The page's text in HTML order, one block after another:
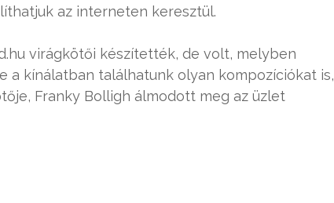
az interneten keresztül.
virágkötői készítették, de volt, melyben
kínálatban találhatunk olyan kompozíciókat is,
Franky Bolligh álmodott meg az üzlet